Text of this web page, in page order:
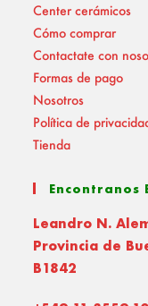
Center cerámicos
Cómo comprar
Contactate con
Formas de pago
Nosotros
Política de
Tienda
Encontranos
Leandro N.
Provincia de
B1842